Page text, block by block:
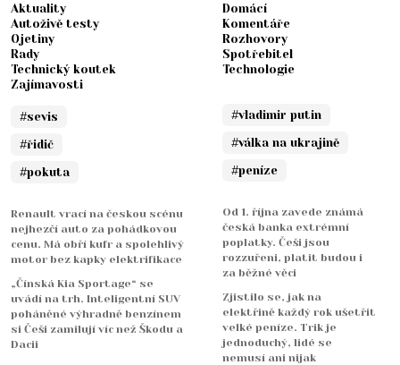
Aktuality
Autoživě testy
Ojetiny
Rady
Technický koutek
Zajímavosti
#sevis
#řidič
#pokuta
Renault vrací na českou scénu
nejhezčí auto za pohádkovou
cenu. Má obří kufr a spolehlivý
motor bez kapky elektrifikace
„Čínská Kia Sportage“ se
uvádí na trh. Inteligentní SUV
poháněné výhradně benzínem
si Češi zamilují víc než Škodu a
Dacii
Domácí
Komentáře
Rozhovory
Spotřebitel
Technologie
#vladimir putin
#válka na ukrajině
#peníze
Od 1. října zavede známá
česká banka extrémní
poplatky. Češi jsou
rozzuřeni, platit budou i
za běžné věci
Zjistilo se, jak na
elektřině každý rok ušetřit
velké peníze. Trik je
jednoduchý, lidé se
nemusí ani nijak